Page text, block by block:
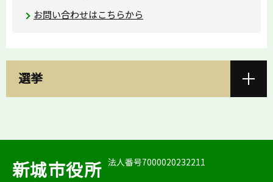
お問い合わせはこちらから
選挙
新城市役所 法人番号7000020232211